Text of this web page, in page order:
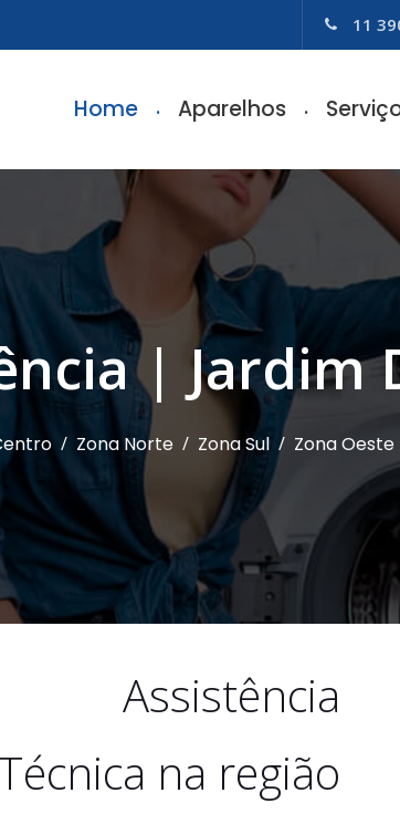
11
Home Aparelhos
| Jardim
/ Zona Norte / Zona Sul / Zona Oeste
Assistência
Técnica na região